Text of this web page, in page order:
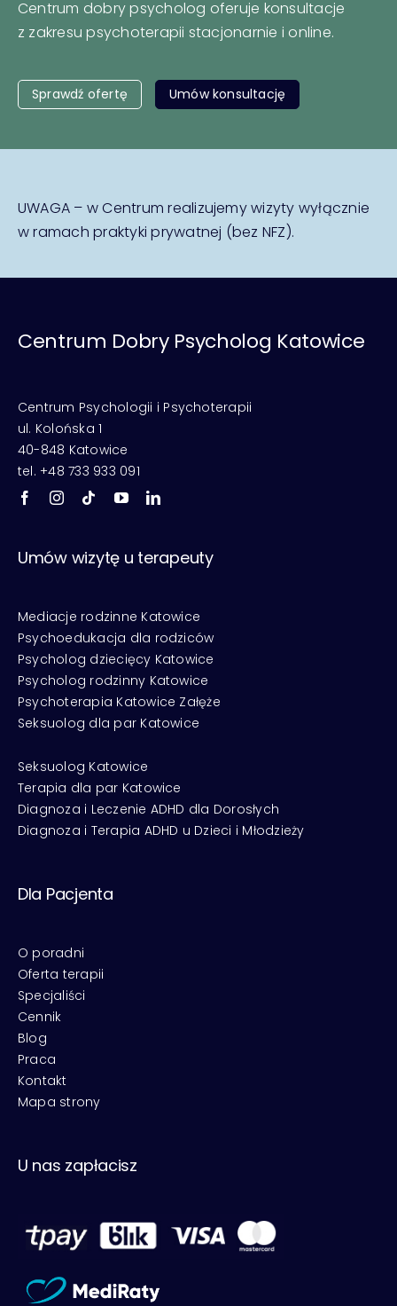
Centrum dobry psycholog oferuje konsultacje
z zakresu psychoterapii stacjonarnie i online.
Sprawdź ofertę Umów konsultację
UWAGA – w Centrum realizujemy wizyty wyłącznie
w ramach praktyki prywatnej (bez NFZ).
Centrum Dobry Psycholog Katowice
Centrum Psychologii i Psychoterapii
ul. Kolońska 1
40-848 Katowice
tel. +48 733 933 091
Umów wizytę u terapeuty
Mediacje rodzinne Katowice
Psychoedukacja dla rodziców
Psycholog dziecięcy Katowice
Psycholog rodzinny Katowice
Psychoterapia Katowice Załęże
Seksuolog dla par Katowice
Seksuolog Katowice
Terapia dla par Katowice
Diagnoza i Leczenie ADHD dla Dorosłych
Diagnoza i Terapia ADHD u Dzieci i Młodzieży
Dla Pacjenta
O poradni
Oferta terapii
Specjaliści
Cennik
Blog
Praca
Kontakt
Mapa strony
U nas zapłacisz